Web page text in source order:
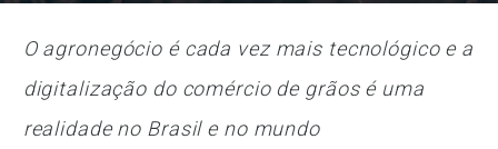
O agronegócio é cada vez mais tecnológico e a
digitalização do comércio de grãos é uma
realidade no Brasil e no mundo